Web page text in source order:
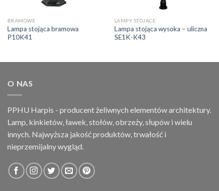
BRAMOWE
Lampa stojąca bramowa
P10K41
LAMPY STOJĄCE
Lampa stojąca wysoka – uliczna
SE1K-K43
O NAS
PPHU Harpis - producent żeliwnych elementów architektury.
Lamp, kinkietów, ławek, stołów, obrzeży, słupów i wielu
innych. Najwyższa jakość produktów, trwałość i
nieprzemijalny wygląd.